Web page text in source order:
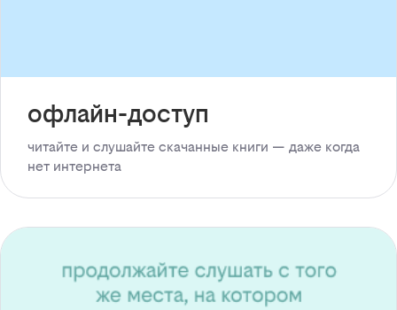
офлайн-доступ
читайте и слушайте скачанные книги — даже когда
нет интернета